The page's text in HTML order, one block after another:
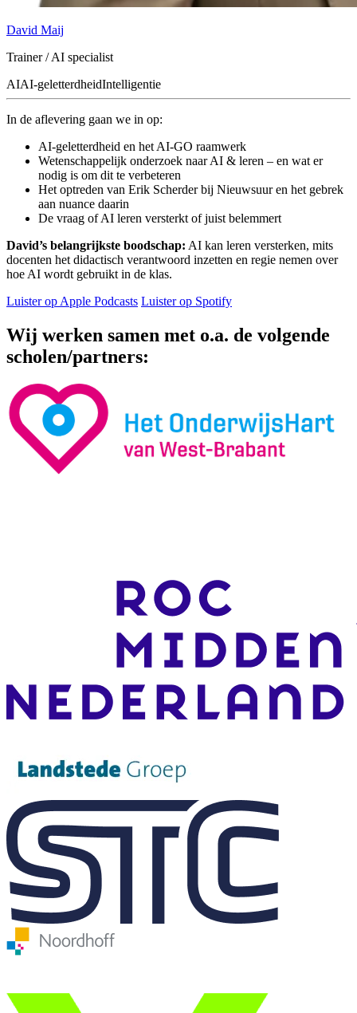
David Maij
Trainer / AI specialist
AIAI-geletterdheidIntelligentie
In de aflevering gaan we in op:
AI-geletterdheid en het AI-GO raamwerk
Wetenschappelijk onderzoek naar AI & leren – en wat er
nodig is om dit te verbeteren
Het optreden van Erik Scherder bij Nieuwsuur en het gebrek
aan nuance daarin
De vraag of AI leren versterkt of juist belemmert
David’s belangrijkste boodschap: AI kan leren versterken, mits
docenten het didactisch verantwoord inzetten en regie nemen over
hoe AI wordt gebruikt in de klas.
Luister op Apple Podcasts Luister op Spotify
Wij werken samen met o.a. de volgende
scholen/partners: